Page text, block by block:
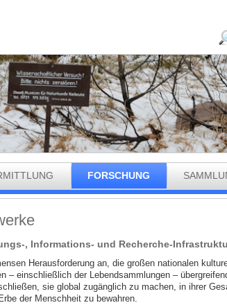
FORSCHUNG
, Informations- und Recherche-
Herausforderung an, die großen nationalen
– einschließlich der Lebendsammlungen –
sie global zugänglich zu machen, in ihrer
der Menschheit zu bewahren.